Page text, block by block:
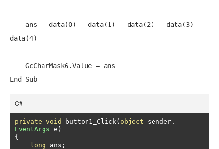
data(4)
End
Sub
C#
private void button1_Click ( object sender ,
EventArgs e )
{
long ans ;